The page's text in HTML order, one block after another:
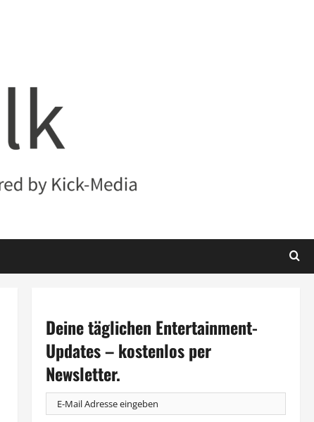
Deine täglichen Entertainment-
Updates – kostenlos per
Newsletter.